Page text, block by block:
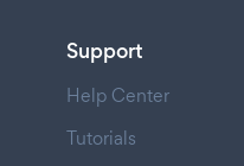
Support
Help Center
Tutorials